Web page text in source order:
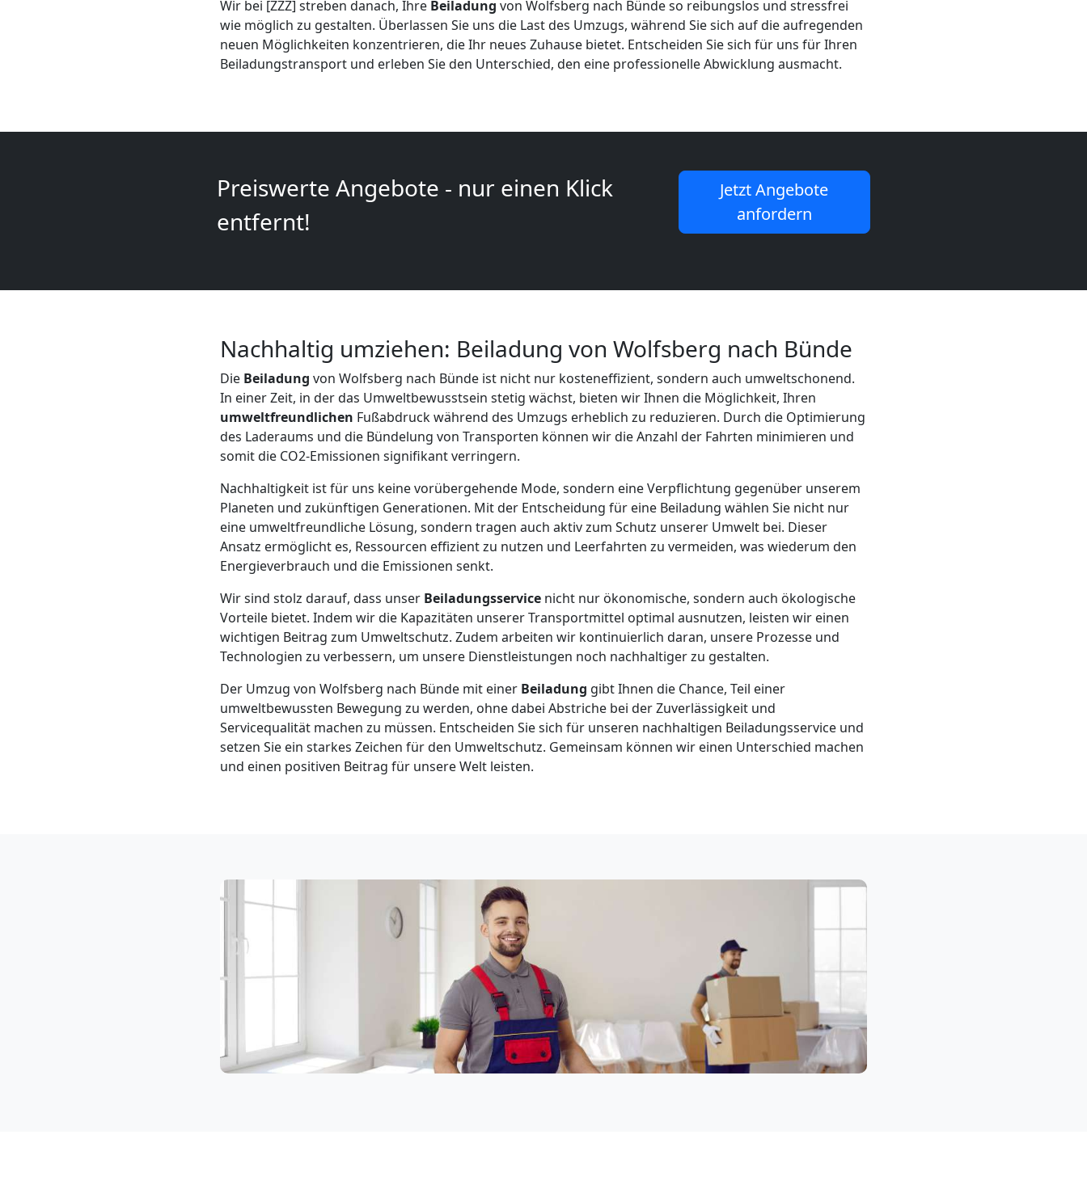
Wir bei [ZZZ] streben danach, Ihre Beiladung von Wolfsberg nach Bünde so reibungslos und stressfrei
wie möglich zu gestalten. Überlassen Sie uns die Last des Umzugs, während Sie sich auf die aufregenden
neuen Möglichkeiten konzentrieren, die Ihr neues Zuhause bietet. Entscheiden Sie sich für uns für Ihren
Beiladungstransport und erleben Sie den Unterschied, den eine professionelle Abwicklung ausmacht.
Preiswerte Angebote - nur einen Klick
entfernt!
Jetzt Angebote
anfordern
Nachhaltig umziehen: Beiladung von Wolfsberg nach Bünde
Die Beiladung von Wolfsberg nach Bünde ist nicht nur kosteneffizient, sondern auch umweltschonend.
In einer Zeit, in der das Umweltbewusstsein stetig wächst, bieten wir Ihnen die Möglichkeit, Ihren
umweltfreundlichen Fußabdruck während des Umzugs erheblich zu reduzieren. Durch die Optimierung
des Laderaums und die Bündelung von Transporten können wir die Anzahl der Fahrten minimieren und
somit die CO2-Emissionen signifikant verringern.
Nachhaltigkeit ist für uns keine vorübergehende Mode, sondern eine Verpflichtung gegenüber unserem
Planeten und zukünftigen Generationen. Mit der Entscheidung für eine Beiladung wählen Sie nicht nur
eine umweltfreundliche Lösung, sondern tragen auch aktiv zum Schutz unserer Umwelt bei. Dieser
Ansatz ermöglicht es, Ressourcen effizient zu nutzen und Leerfahrten zu vermeiden, was wiederum den
Energieverbrauch und die Emissionen senkt.
Wir sind stolz darauf, dass unser Beiladungsservice nicht nur ökonomische, sondern auch ökologische
Vorteile bietet. Indem wir die Kapazitäten unserer Transportmittel optimal ausnutzen, leisten wir einen
wichtigen Beitrag zum Umweltschutz. Zudem arbeiten wir kontinuierlich daran, unsere Prozesse und
Technologien zu verbessern, um unsere Dienstleistungen noch nachhaltiger zu gestalten.
Der Umzug von Wolfsberg nach Bünde mit einer Beiladung gibt Ihnen die Chance, Teil einer
umweltbewussten Bewegung zu werden, ohne dabei Abstriche bei der Zuverlässigkeit und
Servicequalität machen zu müssen. Entscheiden Sie sich für unseren nachhaltigen Beiladungsservice und
setzen Sie ein starkes Zeichen für den Umweltschutz. Gemeinsam können wir einen Unterschied machen
und einen positiven Beitrag für unsere Welt leisten.